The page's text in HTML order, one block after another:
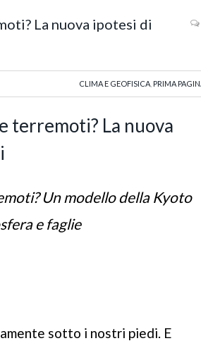
La nuova ipotesi di
CLIMA E GEOFISICA PRIMA
terremoti? La nuova
Un modello della Kyoto
e faglie
sotto i nostri piedi. E